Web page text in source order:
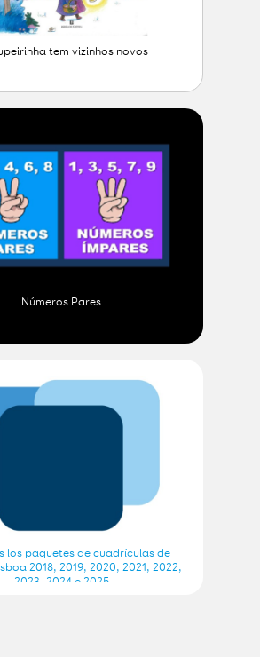
tem vizinhos novos
Números Pares
los paquetes de cuadrículas de
2018, 2019, 2020, 2021, 2022,
2023, 2024 e 2025